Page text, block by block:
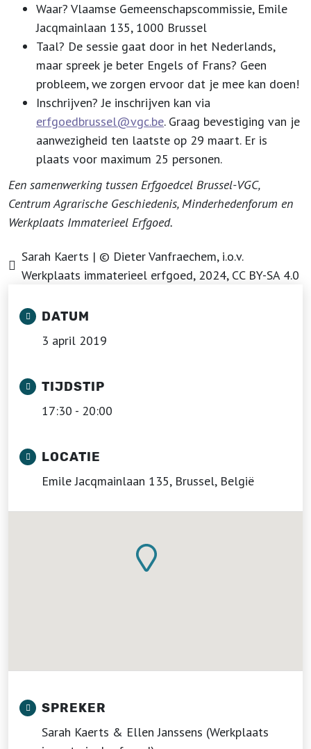
Waar? Vlaamse Gemeenschapscommissie, Emile
Jacqmainlaan 135, 1000 Brussel
Taal? De sessie gaat door in het Nederlands,
maar spreek je beter Engels of Frans? Geen
probleem, we zorgen ervoor dat je mee kan doen!
Inschrijven? Je inschrijven kan via
erfgoedbrussel@vgc.be. Graag bevestiging van je
aanwezigheid ten laatste op 29 maart. Er is
plaats voor maximum 25 personen.
Een samenwerking tussen Erfgoedcel Brussel-VGC,
Centrum Agrarische Geschiedenis, Minderhedenforum en
Werkplaats Immaterieel Erfgoed.
Sarah Kaerts | © Dieter Vanfraechem, i.o.v.
Werkplaats immaterieel erfgoed, 2024, CC BY-SA 4.0
DATUM
3 april 2019
TIJDSTIP
17:30 - 20:00
LOCATIE
Emile Jacqmainlaan 135, Brussel, België
SPREKER
Sarah Kaerts & Ellen Janssens (Werkplaats